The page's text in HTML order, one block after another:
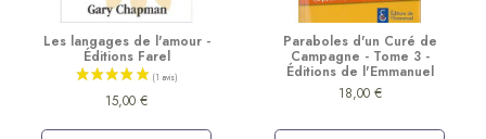
Les langages de l'amour -
Éditions Farel
15,00 €
Paraboles d'un Curé de
Campagne - Tome 3 -
Éditions de l'Emmanuel
18,00 €